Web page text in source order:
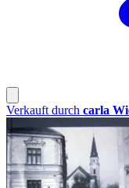
Verkauft durch carla